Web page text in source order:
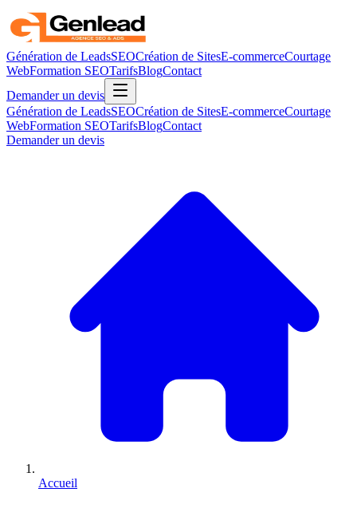
Génération de LeadsSEOCréation de SitesE-commerceCourtage
WebFormation SEOTarifsBlogContact
Demander un devis
Génération de LeadsSEOCréation de SitesE-commerceCourtage
WebFormation SEOTarifsBlogContact
Demander un devis
Accueil